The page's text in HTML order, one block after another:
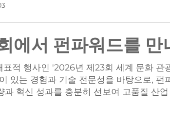
에서 펀파워드를 만
적 행사인 '2026년 제23회 세계 문화 관
있는 경험과 기술 전문성을 바탕으로,
혁신 성과를 충분히 선보여 고품질 산